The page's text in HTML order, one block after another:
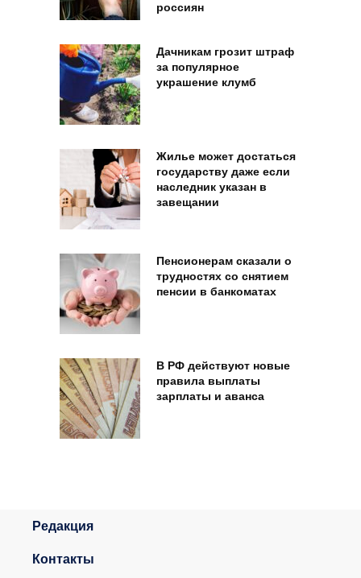
россиян
Дачникам грозит штраф
за популярное
украшение клумб
Жилье может достаться
государству даже если
наследник указан в
завещании
Пенсионерам сказали о
трудностях со снятием
пенсии в банкоматах
В РФ действуют новые
правила выплаты
зарплаты и аванса
Редакция
Контакты